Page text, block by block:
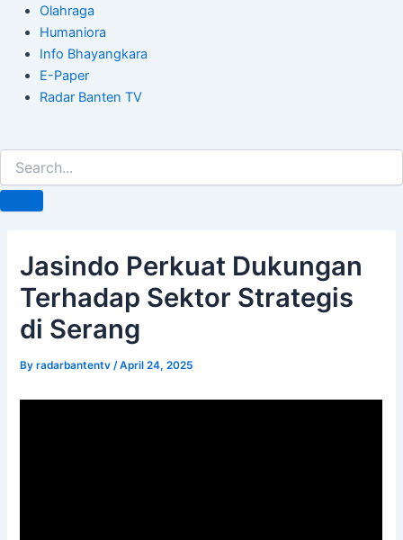
Olahraga
Humaniora
Info Bhayangkara
E-Paper
Radar Banten TV
Jasindo Perkuat Dukungan
Terhadap Sektor Strategis
di Serang
Byradarbantentv/April 24, 2025